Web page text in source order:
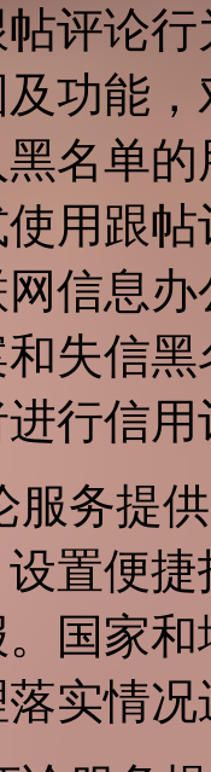
评论
功能
名单
用跟
信息
失信
行信用
服务提
置便
国家
实情